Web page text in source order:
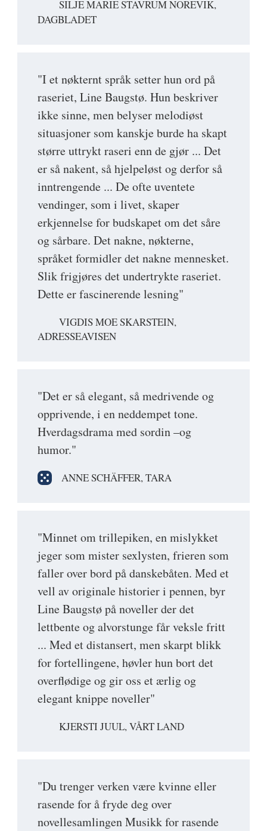
SILJE MARIE STAVRUM NOREVIK,
DAGBLADET
"I et nøkternt språk setter hun ord på
raseriet, Line Baugstø. Hun beskriver
ikke sinne, men belyser melodiøst
situasjoner som kanskje burde ha skapt
større uttrykt raseri enn de gjør ... Det
er så nakent, så hjelpeløst og derfor så
inntrengende ... De ofte uventete
vendinger, som i livet, skaper
erkjennelse for budskapet om det såre
og sårbare. Det nakne, nøkterne,
språket formidler det nakne mennesket.
Slik frigjøres det undertrykte raseriet.
Dette er fascinerende lesning"
VIGDIS MOE SKARSTEIN,
ADRESSEAVISEN
"Det er så elegant, så medrivende og
opprivende, i en neddempet tone.
Hverdagsdrama med sordin –og
humor."
ANNE SCHÄFFER, TARA
"Minnet om trillepiken, en mislykket
jeger som mister sexlysten, frieren som
faller over bord på danskebåten. Med et
vell av originale historier i pennen, byr
Line Baugstø på noveller der det
lettbente og alvorstunge får veksle fritt
... Med et distansert, men skarpt blikk
for fortellingene, høvler hun bort det
overflødige og gir oss et ærlig og
elegant knippe noveller"
KJERSTI JUUL, VÅRT LAND
"Du trenger verken være kvinne eller
rasende for å fryde deg over
novellesamlingen Musikk for rasende